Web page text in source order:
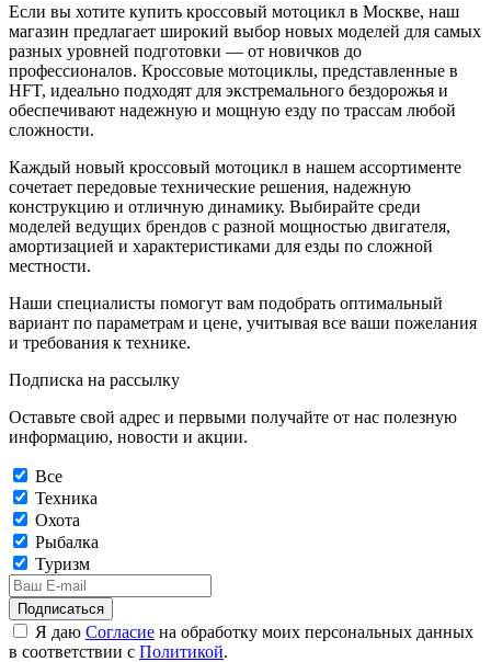
Если вы хотите купить кроссовый мотоцикл в Москве, наш
магазин предлагает широкий выбор новых моделей для самых
разных уровней подготовки — от новичков до
профессионалов. Кроссовые мотоциклы, представленные в
HFT, идеально подходят для экстремального бездорожья и
обеспечивают надежную и мощную езду по трассам любой
сложности.
Каждый новый кроссовый мотоцикл в нашем ассортименте
сочетает передовые технические решения, надежную
конструкцию и отличную динамику. Выбирайте среди
моделей ведущих брендов с разной мощностью двигателя,
амортизацией и характеристиками для езды по сложной
местности.
Наши специалисты помогут вам подобрать оптимальный
вариант по параметрам и цене, учитывая все ваши пожелания
и требования к технике.
Подписка на рассылку
Оставьте свой адрес и первыми получайте от нас полезную
информацию, новости и акции.
Все
Техника
Охота
Рыбалка
Туризм
Подписаться
Я даю Согласие на обработку моих персональных данных
в соответствии с Политикой.